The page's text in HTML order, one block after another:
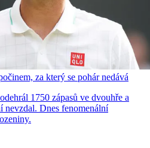
za který se pohár nedává
1750 zápasů ve dvouhře a
nevzdal. Dnes fenomenální